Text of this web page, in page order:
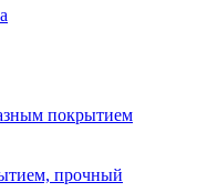
покрытием
прочный